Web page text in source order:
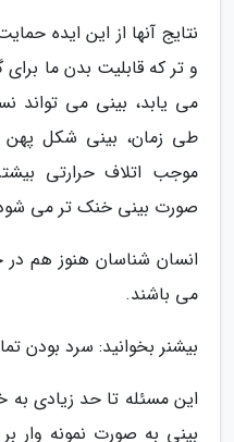
نتایج آنها از این ایده
و تر که قابلیت بدن ما
می یابد، بینی می تواند
طی زمان، بینی شکل پهن
موجب اتلاف حرارتی
صورت بینی خنک تر می
انسان شناسان هنوز هم در
می باشند.
بیشنر بخوانید: سرد بودن
این مسئله تا حد زیادی
بینی به صورت نمونه